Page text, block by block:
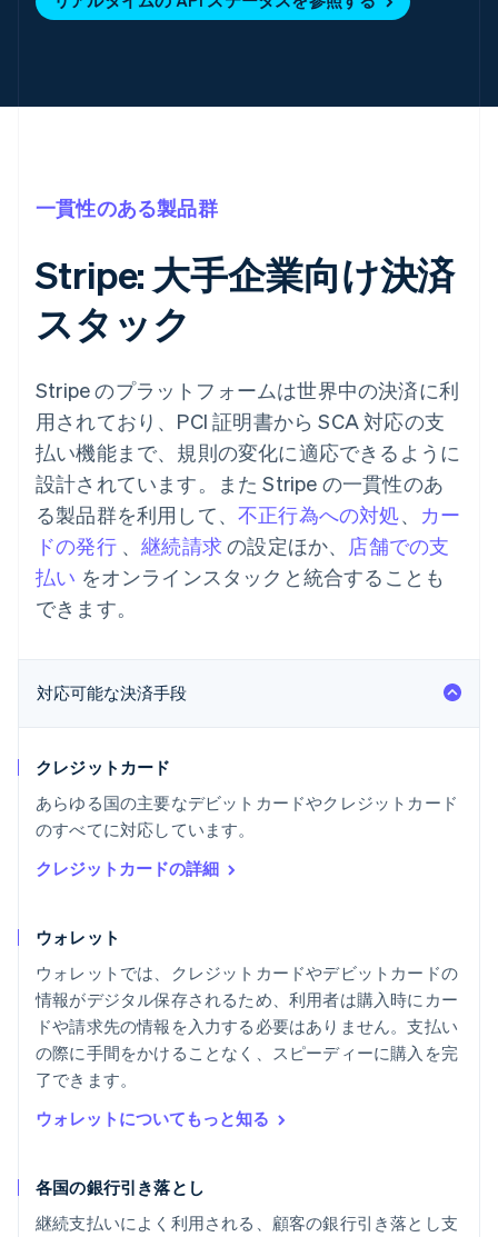
一貫性のある製品群
Stripe: 大手企業向け決済
スタック
Stripe のプラットフォームは世界中の決済に利
用されており、PCI 証明書から SCA 対応の支
払い機能まで、規則の変化に適応できるように
設計されています。また Stripe の一貫性のあ
る製品群を利用して、 不正行為への対処、 カー
ドの発行、継続請求 の設定ほか、 店舗での支
払い をオンラインスタックと統合することも
できます。
対応可能な決済手段
クレジットカード
あらゆる国の主要なデビットカードやクレジットカード
のすべてに対応しています。
クレジットカードの詳細
ウォレット
ウォレットでは、クレジットカードやデビットカードの
情報がデジタル保存されるため、利用者は購入時にカー
ドや請求先の情報を入力する必要はありません。支払い
の際に手間をかけることなく、スピーディーに購入を完
了できます。
ウォレットについてもっと知る
各国の銀行引き落とし
継続支払いによく利用される、顧客の銀行引き落とし支